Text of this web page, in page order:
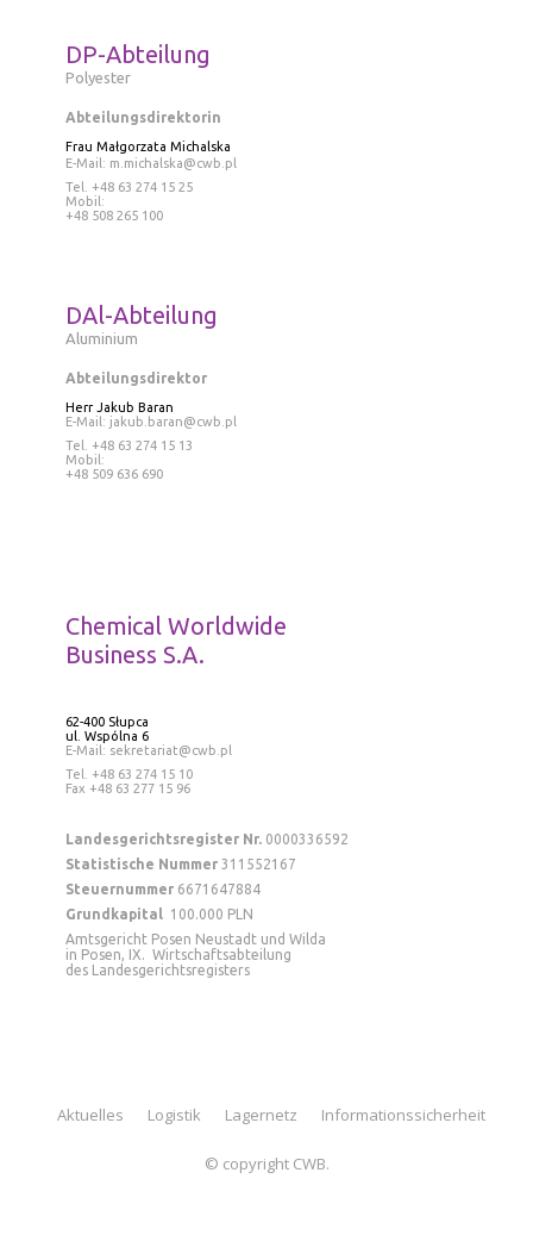
DP-Abteilung
Polyester
Abteilungsdirektorin
Frau Małgorzata Michalska
E-Mail: m.michalska@cwb.pl
Tel . +48 63 274 15 25
Mobil:
+48 508 265 100
DAl-Abteilung
Aluminium
Abteilungsdirektor
Herr Jakub Baran
E-Mail: jakub.baran@cwb.pl
Tel . +48 63 274 15 13
Mobil:
+48 509 636 690
Chemical Worldwide
Business S.A.
62-400 Słupca
ul. Wspólna 6
E-Mail: sekretariat@cwb.pl
Tel . +48 63 274 15 10
Fax +48 63 277 15 96
Landesgerichtsregister Nr.0000336592
Statistische Nummer311552167
Steuernummer6671647884
Grundkapital 100.000 PLN
Amtsgericht Posen Neustadt und Wilda
in Posen, IX. Wirtschaftsabteilung
des Landesgerichtsregisters
Aktuelles Logistik Lagernetz Informationssicherheit
© copyright CWB.